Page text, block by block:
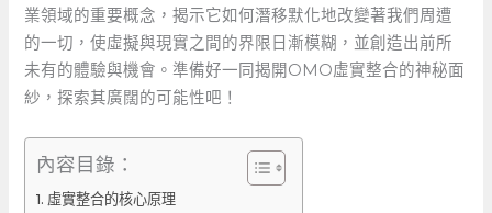
業領域的重要概念，揭示它如何潛移默化地改變著我們周遭
的一切，使虛擬與現實之間的界限日漸模糊，並創造出前所
未有的體驗與機會。準備好一同揭開OMO虛實整合的神秘面
紗，探索其廣闊的可能性吧！
內容目錄：
虛實整合的核心原理